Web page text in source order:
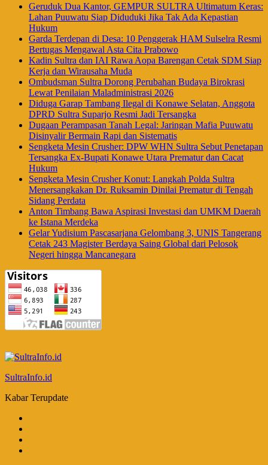
Geruduk Dua Kantor, GEMPUR SULTRA Ultimatum Keras:
Lahan Puuwatu Siap Diduduki Jika Tak Ada Kepastian
Hukum
Garda Terdepan di Desa: 10 Penggerak HAM Sulselra Resmi
Bertugas Mengawal Asta Cita Prabowo
Kadin Sultra dan IAI Rawa Aopa Barengan Cetak SDM Siap
Kerja dan Wirausaha Muda
Ombudsman Sultra Dorong Perubahan Budaya Birokrasi
Lewat Penilaian Maladministrasi 2026
Diduga Garap Tambang Ilegal di Konawe Selatan, Anggota
DPRD Sultra Suparjo Resmi Jadi Tersangka
Dugaan Perampasan Tanah Legal: Jaringan Mafia Puuwatu
Disinyalir Bermain Rapi dan Sistematis
Sengketa Mesin Crusher: DPW WHN Sultra Sebut Penetapan
Tersangka Ex-Bupati Konawe Utara Prematur dan Cacat
Hukum
Sengketa Mesin Crusher Konut: Langkah Polda Sultra
Menersangkakan Dr. Ruksamin Dinilai Prematur di Tengah
Sidang Perdata
Anton Timbang Bawa Aspirasi Investasi dan UMKM Daerah
ke Istana Merdeka
Gelar Yudisium Pascasarjana Gelombang 3, UNIS Tangerang
Cetak 243 Magister Berdaya Saing Global dari Pelosok
Negeri hingga Mancanegara
SultraInfo.id
Kabar Terupdate